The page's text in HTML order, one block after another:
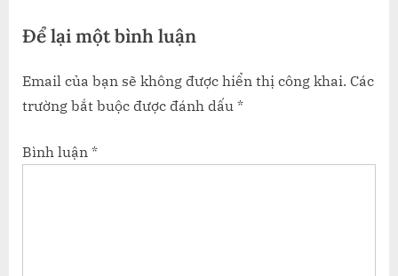
:
Để lại một bình luận
Email của bạn sẽ không được hiển thị công khai. Các
trường bắt buộc được đánh dấu *
Bình luận *